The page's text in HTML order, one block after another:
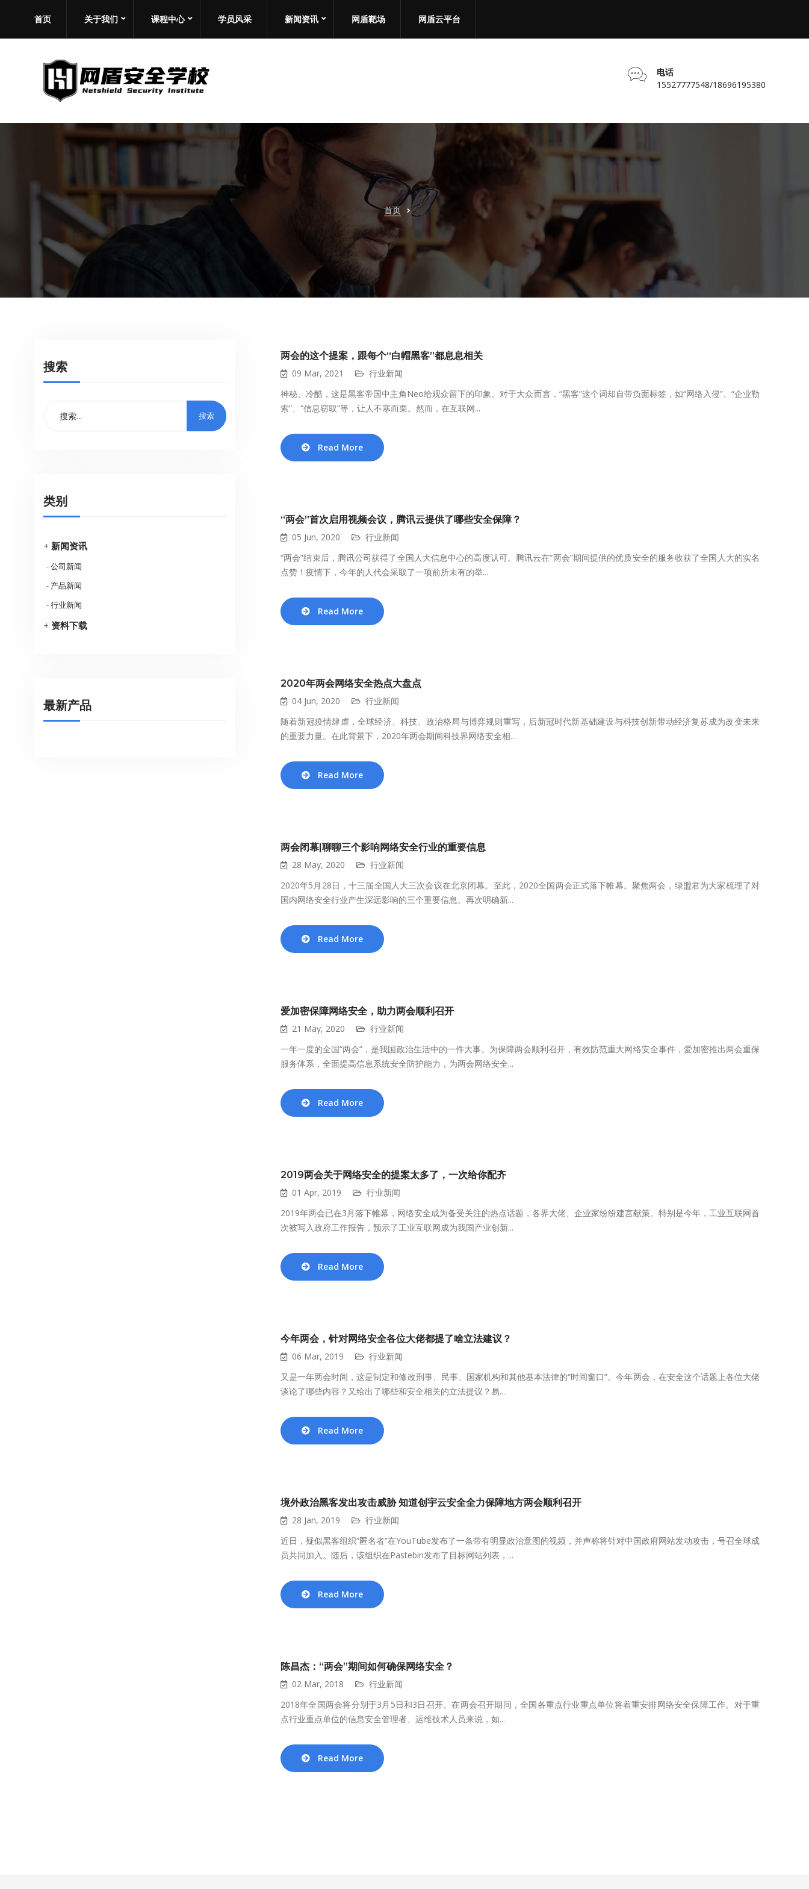
首页 关于我们 课程中心 学员风采 新闻资讯 网盾靶场 网盾云平台
电话
15527777548/18696195380
首页
两会的这个提案，跟每个“白帽黑客”都息息相关
09 Mar, 2021
行业新闻
神秘、冷酷，这是黑客帝国中主角Neo给观众留下的印象。对于大众而言，“黑客”这个词却自带负面标签，如“网络入侵”、“企业勒
索”、“信息窃取”等，让人不寒而栗。然而，在互联网...
Read More
“两会”首次启用视频会议，腾讯云提供了哪些安全保障？
05 Jun, 2020
行业新闻
“两会”结束后，腾讯公司获得了全国人大信息中心的高度认可。腾讯云在“两会”期间提供的优质安全的服务收获了全国人大的实名
点赞！疫情下，今年的人代会采取了一项前所未有的举...
Read More
2020年两会网络安全热点大盘点
04 Jun, 2020
行业新闻
随着新冠疫情肆虐，全球经济、科技、政治格局与博弈规则重写，后新冠时代新基础建设与科技创新带动经济复苏成为改变未来
的重要力量。在此背景下，2020年两会期间科技界网络安全相...
Read More
两会闭幕|聊聊三个影响网络安全行业的重要信息
28 May, 2020
行业新闻
2020年5月28日，十三届全国人大三次会议在北京闭幕。至此，2020全国两会正式落下帷幕。聚焦两会，绿盟君为大家梳理了对
国内网络安全行业产生深远影响的三个重要信息。再次明确新...
Read More
爱加密保障网络安全，助力两会顺利召开
21 May, 2020
行业新闻
一年一度的全国“两会”，是我国政治生活中的一件大事。为保障两会顺利召开，有效防范重大网络安全事件，爱加密推出两会重保
服务体系，全面提高信息系统安全防护能力，为两会网络安全...
Read More
2019两会关于网络安全的提案太多了，一次给你配齐
01 Apr, 2019
行业新闻
2019年两会已在3月落下帷幕，网络安全成为备受关注的热点话题，各界大佬、企业家纷纷建言献策。特别是今年，工业互联网首
次被写入政府工作报告，预示了工业互联网成为我国产业创新...
Read More
今年两会，针对网络安全各位大佬都提了啥立法建议？
06 Mar, 2019
行业新闻
又是一年两会时间，这是制定和修改刑事、民事、国家机构和其他基本法律的“时间窗口”。今年两会，在安全这个话题上各位大佬
谈论了哪些内容？又给出了哪些和安全相关的立法提议？易...
Read More
境外政治黑客发出攻击威胁 知道创宇云安全全力保障地方两会顺利召开
28 Jan, 2019
行业新闻
近日，疑似黑客组织“匿名者”在YouTube发布了一条带有明显政治意图的视频，并声称将针对中国政府网站发动攻击，号召全球成
员共同加入。随后，该组织在Pastebin发布了目标网站列表，...
Read More
陈昌杰：“两会”期间如何确保网络安全？
02 Mar, 2018
行业新闻
2018年全国两会将分别于3月5日和3日召开。在两会召开期间，全国各重点行业重点单位将着重安排网络安全保障工作。对于重
点行业重点单位的信息安全管理者、运维技术人员来说，如...
Read More
搜索
类别
+ 新闻资讯
-公司新闻
- 产品新闻
-行业新闻
+ 资料下载
最新产品